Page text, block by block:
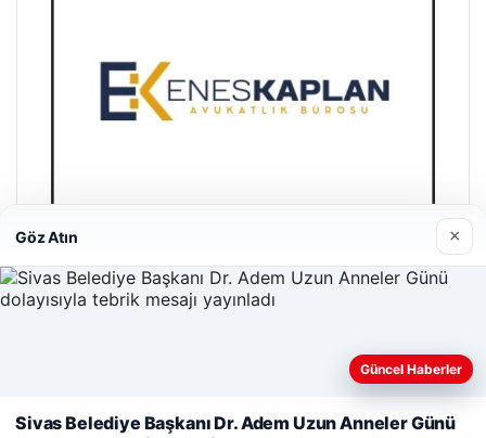
Web sitemizi nasıl kullandığınızı daha iyi anlayabilmek,
kullanıyoruz.Çerez Politikamız
Göz Atın ×
Güncel Haberler
Sivas Belediye Başkanı Dr. Adem Uzun Anneler Günü